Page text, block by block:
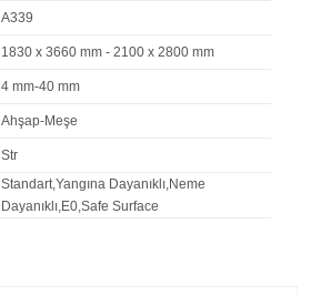
A339
1830 x 3660 mm - 2100 x 2800 mm
4 mm-40 mm
Ahşap-Meşe
Str
Standart,Yangına Dayanıklı,Neme
Dayanıklı,E0,Safe Surface